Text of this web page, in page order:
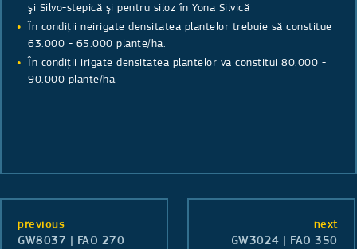
şi Silvo-stepică şi pentru siloz în Yona Silvică
În condiţii neirigate densitatea plantelor trebuie să constitue
63.000 - 65.000 plante/ha.
În condiţii irigate densitatea plantelor va constitui 80.000 -
90.000 plante/ha.
previous
GW8037 | FAO 270
next
GW3024 | FAO 350